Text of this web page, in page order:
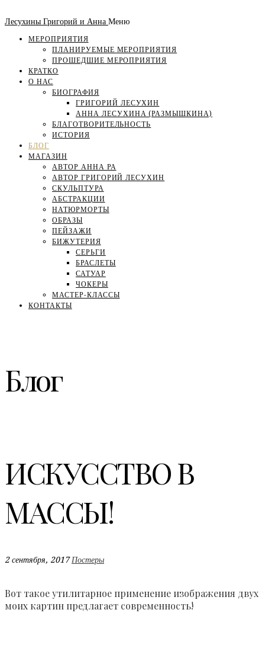
Лесухины Григорий и Анна Меню
МЕРОПРИЯТИЯ
ПЛАНИРУЕМЫЕ МЕРОПРИЯТИЯ
ПРОШЕДШИЕ МЕРОПРИЯТИЯ
КРАТКО
О НАС
БИОГРАФИЯ
ГРИГОРИЙ ЛЕСУХИН
АННА ЛЕСУХИНА (РАЗМЫШКИНА)
БЛАГОТВОРИТЕЛЬНОСТЬ
ИСТОРИЯ
БЛОГ
МАГАЗИН
АВТОР АННА РА
АВТОР ГРИГОРИЙ ЛЕСУХИН
СКУЛЬПТУРА
АБСТРАКЦИИ
НАТЮРМОРТЫ
ОБРАЗЫ
ПЕЙЗАЖИ
БИЖУТЕРИЯ
СЕРЬГИ
БРАСЛЕТЫ
САТУАР
ЧОКЕРЫ
МАСТЕР-КЛАССЫ
КОНТАКТЫ
Блог
ИСКУССТВО В
МАССЫ!
2 сентября, 2017 Постеры
Вот такое утилитарное применение изображения двух
моих картин предлагает современность!